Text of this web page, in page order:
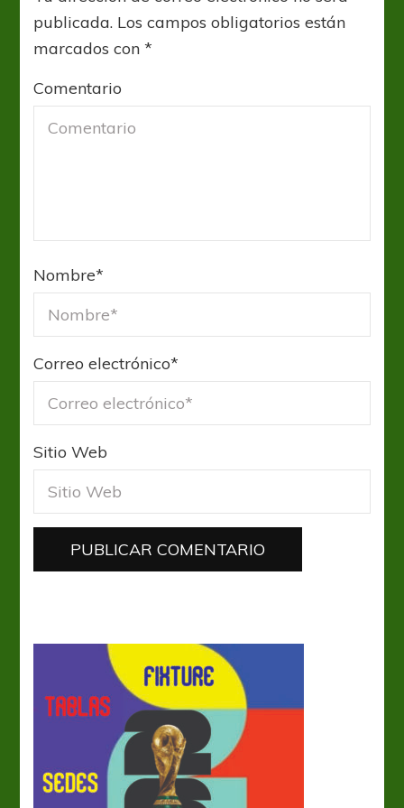
publicada. Los campos obligatorios están
marcados con*
Comentario
Nombre*
Correo electrónico*
Sitio Web